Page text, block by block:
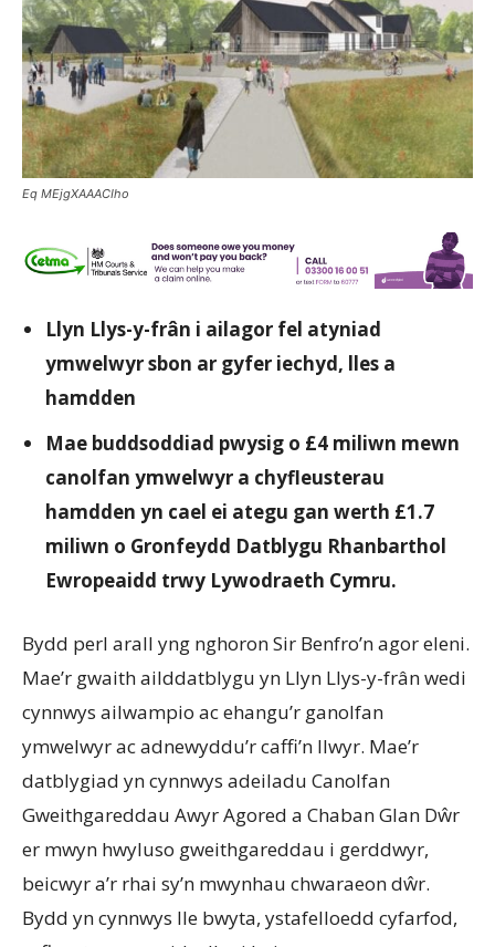
Eq MEjgXAAACIho
Llyn Llys-y-frân i ailagor fel atyniad
ymwelwyr sbon ar gyfer iechyd, lles a
hamdden
Mae buddsoddiad pwysig o £4 miliwn mewn
canolfan ymwelwyr a chyfleusterau
hamdden yn cael ei ategu gan werth £1.7
miliwn o Gronfeydd Datblygu Rhanbarthol
Ewropeaidd trwy Lywodraeth Cymru.
Bydd perl arall yng nghoron Sir Benfro’n agor eleni.
Mae’r gwaith ailddatblygu yn Llyn Llys-y-frân wedi
cynnwys ailwampio ac ehangu’r ganolfan
ymwelwyr ac adnewyddu’r caffi’n llwyr. Mae’r
datblygiad yn cynnwys adeiladu Canolfan
Gweithgareddau Awyr Agored a Chaban Glan Dŵr
er mwyn hwyluso gweithgareddau i gerddwyr,
beicwyr a’r rhai sy’n mwynhau chwaraeon dŵr.
Bydd yn cynnwys lle bwyta, ystafelloedd cyfarfod,